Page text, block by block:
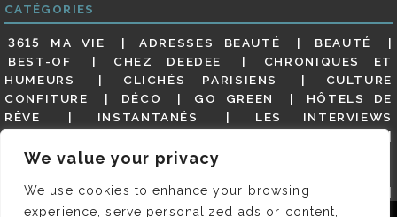
We value your privacy
We use cookies to enhance your browsing
experience, serve personalized ads or content,
CATÉGORIES
3615 MA VIE ADRESSES BEAUTÉ
BEAUTÉ
BEST-OF
CHEZ DEEDEE
CHRONIQUES ET
HUMEURS
CLICHÉS PARISIENS
CULTURE
CONFITURE
DÉCO GO GREEN
HÔTELS DE
RÊVE
INSTANTANÉS
LES INTERVIEWS
MES ADRESSES
MODE NON CLASSÉ
GUIDE
PARIS EN PHOTOS
RESTAURANTS
REVUE DE PRESSE DÉTAILLÉE, SIOU PLAIT